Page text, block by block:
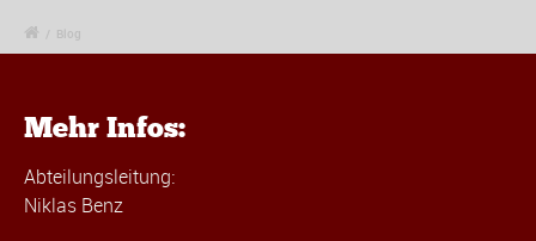
/ Blog
Mehr Infos:
Abteilungsleitung:
Niklas Benz